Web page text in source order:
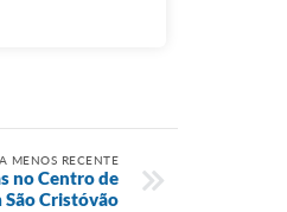
MENOS RECENTE
no Centro de
São Cristóvão